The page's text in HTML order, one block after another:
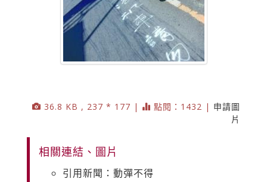
36.8 KB , 237 * 177 | 點閱：1432 | 申請圖
片
相關連結、圖片
引用新聞：動彈不得